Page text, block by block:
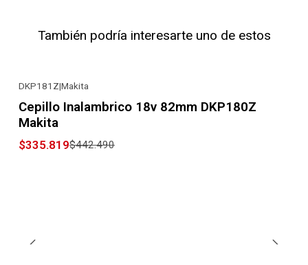
También podría interesarte uno de estos
DKP181Z|Makita
Cepillo Inalambrico 18v 82mm DKP180Z
Makita
$335.819$442.490